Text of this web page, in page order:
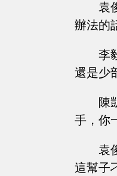
袁
辦法的
李
還是少
陳
手，你
袁
這幫子